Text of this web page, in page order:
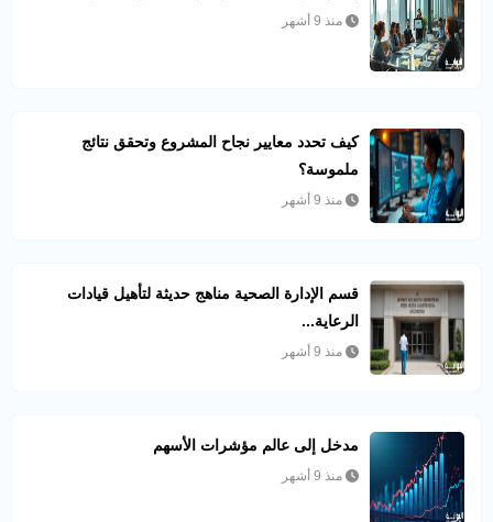
منذ 9 أشهر
كيف تحدد معايير نجاح المشروع وتحقق نتائج
ملموسة؟
منذ 9 أشهر
قسم الإدارة الصحية مناهج حديثة لتأهيل قيادات
الرعاية...
منذ 9 أشهر
مدخل إلى عالم مؤشرات الأسهم
منذ 9 أشهر